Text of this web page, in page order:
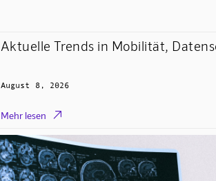
Aktuelle Trends in Mobilität,
August 8, 2026
Mehr lesen 